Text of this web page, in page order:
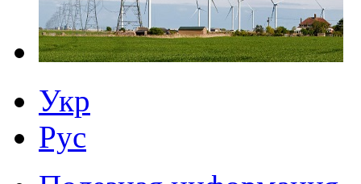
Укр
Рус